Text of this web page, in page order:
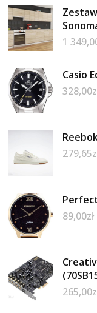
1
Casio
328,00
279,65
89,00zł
265,00